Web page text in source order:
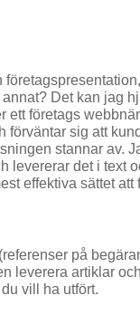
Det kan jag
ett företags
förväntar sig att
stannar av.
levererar det i text
effektiva sättet att
på
leverera artiklar
vill ha utfört.